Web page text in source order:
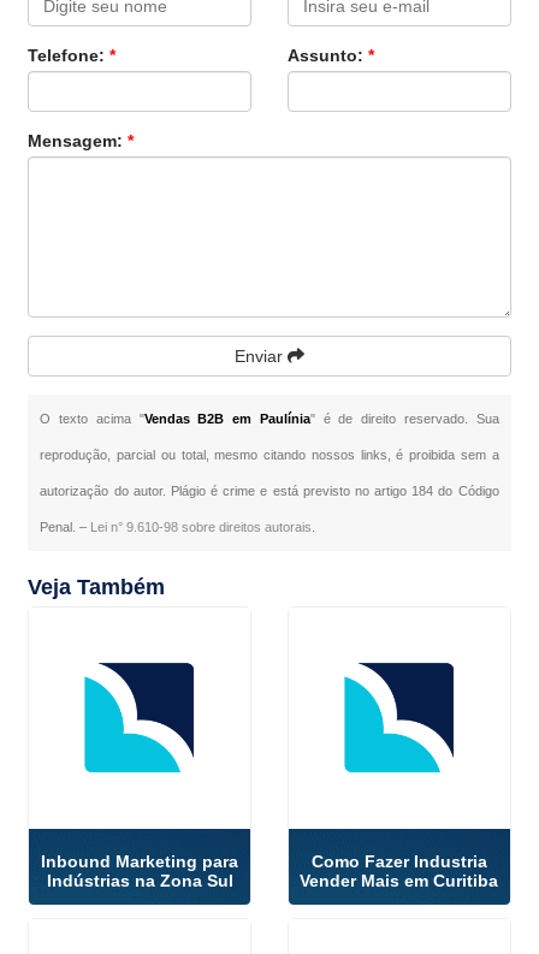
Telefone:* Assunto: *
Mensagem:*
Enviar
O texto acima "Vendas B2B em Paulínia" é de direito reservado. Sua
reprodução, parcial ou total, mesmo citando nossos links, é proibida sem a
autorização do autor. Plágio é crime e está previsto no artigo 184 do Código
Penal. – Lei n° 9.610-98 sobre direitos autorais
Veja Também
Inbound Marketing para
Indústrias na Zona Sul
Como Fazer Industria
Vender Mais em Curitiba